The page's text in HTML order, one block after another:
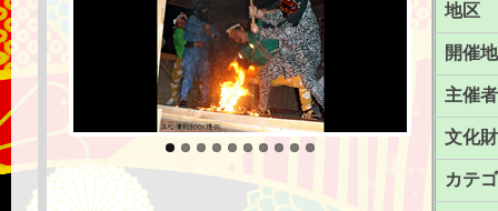
地区
開催地
主催者
文化
カテ